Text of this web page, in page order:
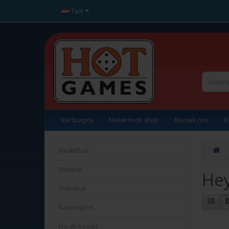
Taal
Startpagina Nieuw in de shop Bezoek ons
Basketbal
Voetbal
Volleybal
Racketsport
Jeu de boules